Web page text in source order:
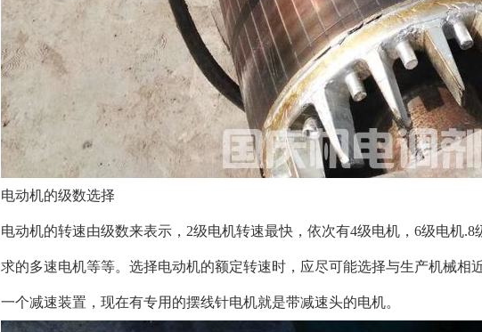
电动机的级数选择
电动机的转速由级数来表示，2级电机转速最快，依次有4级电机，6级电机
求的多速电机等等。选择电动机的额定转速时，应尽可能选择与生产机械相
一个减速装置，现在有专用的摆线针电机就是带减速头的电机。